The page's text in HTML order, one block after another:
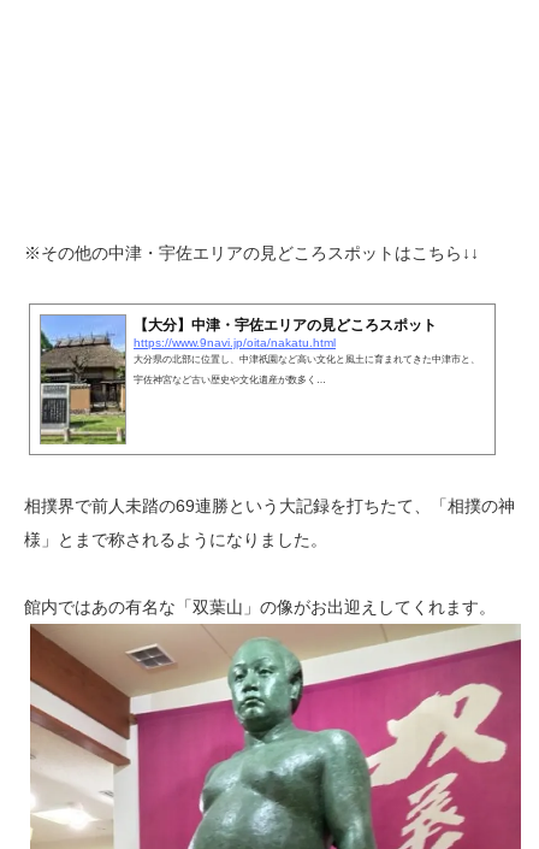
※その他の中津・宇佐エリアの見どころスポットはこちら↓↓
【大分】中津・宇佐エリアの見どころスポット
https://www.9navi.jp/oita/nakatu.html
大分県の北部に位置し、中津祇園など高い文化と風土に育まれてきた中津市と、
宇佐神宮など古い歴史や文化遺産が数多く…
相撲界で前人未踏の69連勝という大記録を打ちたて、「相撲の神
様」とまで称されるようになりました。
館内ではあの有名な「双葉山」の像がお出迎えしてくれます。